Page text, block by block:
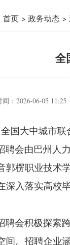
首页 > 政务动态 >
全
： 2026-06-05 11:25
全国大中城市联
聘会由巴州人
郭楞职业技术
深入落实高校
聘会积极探索
间。 招聘企业